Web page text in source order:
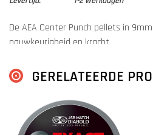
De AEA Center Punch pellets in
nauwkeurigheid en kracht.
uitstekende aerodynamica,
pellets betrouwbare prestaties,
omstandigheden.
GERELATEERDE